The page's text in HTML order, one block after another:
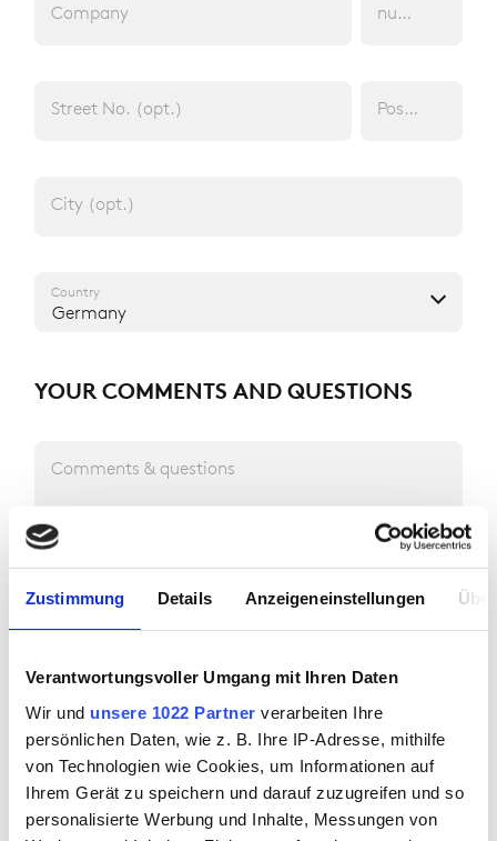
Zustimmung Details Anzeigeneinstellungen
Verantwortungsvoller Umgang mit Ihren Daten
Wir und unsere 1022 Partner verarbeiten Ihre
persönlichen Daten, wie z. B. Ihre IP-Adresse, mithilfe
von Technologien wie Cookies, um Informationen auf
Ihrem Gerät zu speichern und darauf zuzugreifen und so
personalisierte Werbung und Inhalte, Messungen von
Company number of
Street No. (opt.) Postcode
City (opt.)
Country
Germany
YOUR COMMENTS AND QUESTIONS
Comments & questions
YOU?
E-mail address